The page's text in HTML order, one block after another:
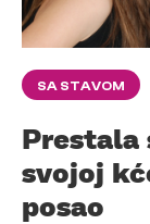
SA STAVOM
Prestala
svojoj
posao